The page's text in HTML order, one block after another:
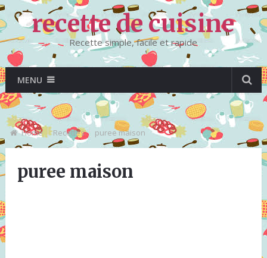
recette de cuisine
Recette simple, facile et rapide
MENU
Home Recettes puree maison
puree maison